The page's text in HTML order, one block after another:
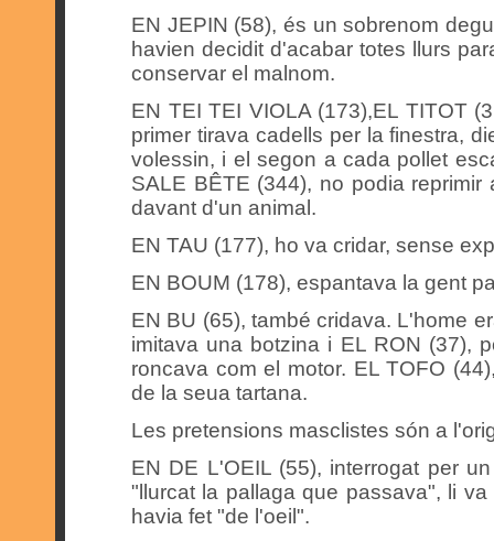
EN JEPIN (58), és un sobrenom
havien decidit d'acabar totes llurs
conservar el malnom.
EN TEI TEI VIOLA (173),EL TITOT
primer tirava cadells per la finestra,
volessin, i el segon a cada pollet
SALE BÊTE (344), no podia
davant d'un animal.
EN TAU (177), ho va cridar, sense
EN BOUM (178), espantava la gent
EN BU (65), també cridava. L'home
imitava una botzina i EL RON (37),
roncava com el motor. EL TOFO
de la seua tartana.
Les pretensions masclistes són a
EN DE L'OEIL (55), interrogat per
"llurcat la pallaga que passava", li
havia fet "de l'oeil".